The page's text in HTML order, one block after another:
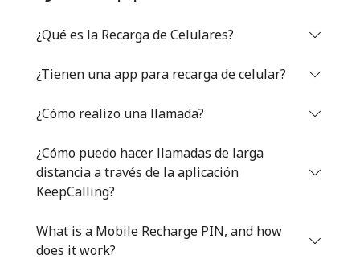
o
¿Qué es la Recarga de Celulares?
¿Tienen una app para recarga de celular?
¿Cómo realizo una llamada?
¿Cómo puedo hacer llamadas de larga
distancia a través de la aplicación
KeepCalling?
What is a Mobile Recharge PIN, and how
does it work?